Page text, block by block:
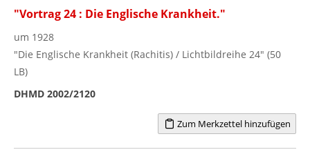
"Vortrag 24 : Die Englische Krankheit."
um 1928
"Die Englische Krankheit (Rachitis) / Lichtbildreihe 24" (50
LB)
DHMD 2002/2120
Zum Merkzettel hinzufügen